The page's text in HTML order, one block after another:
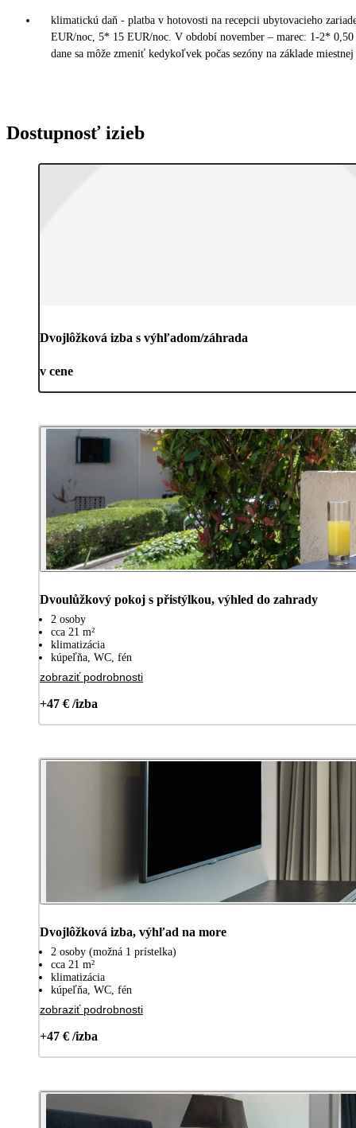
klimatickú daň - platba v hotovosti na recepcii ubytovacieho
EUR/noc, 5* 15 EUR/noc. V období november – marec: 1-2*
dane sa môže zmeniť kedykoľvek počas sezóny na základe
Dostupnosť izieb
Dvojlôžková izba s výhľadom/záhrada
v cene
Dvoulůžkový pokoj s přistýlkou, výhled do zahrady
2 osoby
cca 21 m²
klimatizácia
kúpeľňa, WC, fén
zobraziť podrobnosti
+47 € /izba
Dvojlôžková izba, výhľad na more
2 osoby (možná 1 prístelka)
cca 21 m²
klimatizácia
kúpeľňa, WC, fén
zobraziť podrobnosti
+47 € /izba